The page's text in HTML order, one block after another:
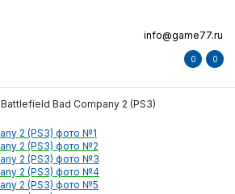
info@game77.ru
0 0
Battlefield Bad Company 2 (PS3)